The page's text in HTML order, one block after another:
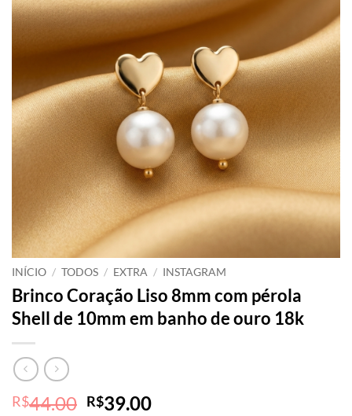
INÍCIO / TODOS / EXTRA / INSTAGRAM
Brinco Coração Liso 8mm com pérola
Shell de 10mm em banho de ouro 18k
R$44.00 O
R$39.00O